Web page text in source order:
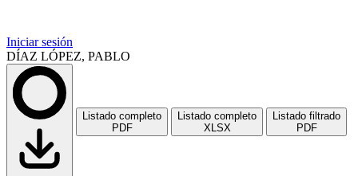
Iniciar sesión
DÍAZ LÓPEZ, PABLO
Listado completo
PDF
Listado completo
XLSX
Listado filtrado
PDF